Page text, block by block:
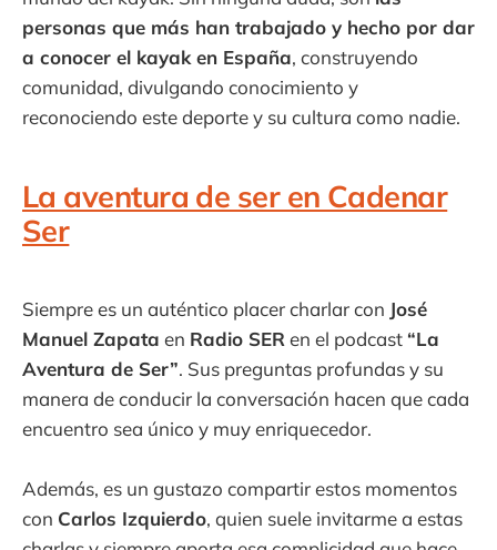
personas que más han trabajado y hecho por dar
a conocer el kayak en España, construyendo
comunidad, divulgando conocimiento y
reconociendo este deporte y su cultura como nadie.
La aventura de ser en Cadenar
Ser
Siempre es un auténtico placer charlar con José
Manuel Zapata en Radio SER en el podcast “La
Aventura de Ser”. Sus preguntas profundas y su
manera de conducir la conversación hacen que cada
encuentro sea único y muy enriquecedor.
Además, es un gustazo compartir estos momentos
con Carlos Izquierdo, quien suele invitarme a estas